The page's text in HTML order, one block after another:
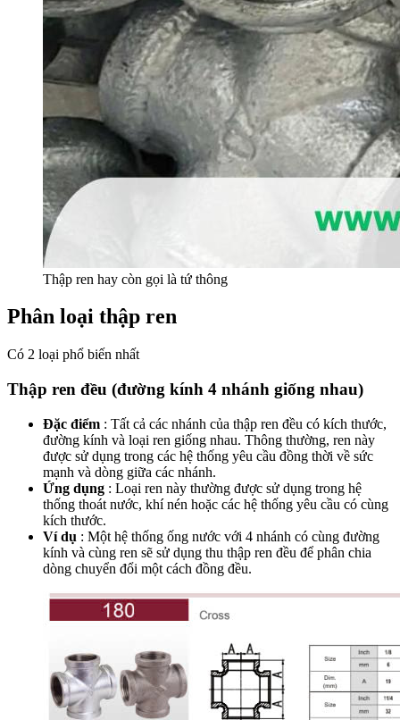
Thập ren hay còn gọi là tứ thông
Phân loại thập ren
Có 2 loại phổ biến nhất
Thập ren đều (đường kính 4 nhánh giống nhau)
Đặc điểm : Tất cả các nhánh của thập ren đều có kích thước,
đường kính và loại ren giống nhau. Thông thường, ren này
được sử dụng trong các hệ thống yêu cầu đồng thời về sức
mạnh và dòng giữa các nhánh.
Ứng dụng : Loại ren này thường được sử dụng trong hệ
thống thoát nước, khí nén hoặc các hệ thống yêu cầu có cùng
kích thước.
Ví dụ : Một hệ thống ống nước với 4 nhánh có cùng đường
kính và cùng ren sẽ sử dụng thu thập ren đều để phân chia
dòng chuyển đổi một cách đồng đều.